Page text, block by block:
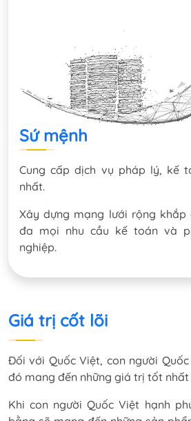
Sứ mệnh
Cung cấp dịch vụ pháp lý, kế
nhất.
Xây dựng mạng lưới rộng
đa mọi nhu cầu kế toán và
nghiệp.
Giá trị cốt lõi
Đối với Quốc Việt, con người
đó mang đến những giá trị tốt nhất
Khi con người Quốc Việt hạnh